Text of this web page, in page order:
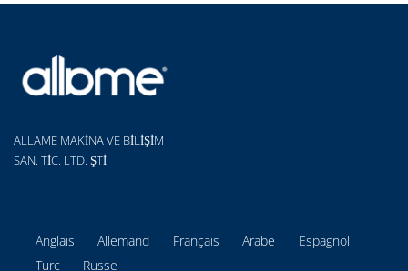
ALLAME MAKİNA VE BİLİŞİM
SAN. TİC. LTD. ŞTİ
Anglais Allemand Français Arabe
Espagnol
Turc
Russe